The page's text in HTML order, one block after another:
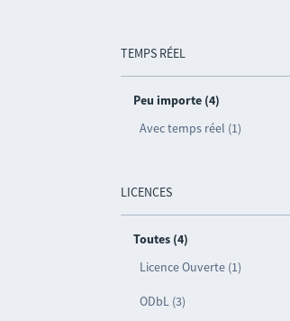
TEMPS RÉEL
Peu importe (4)
Avec temps réel (1)
LICENCES
Toutes (4)
Licence Ouverte (1)
ODbL (3)